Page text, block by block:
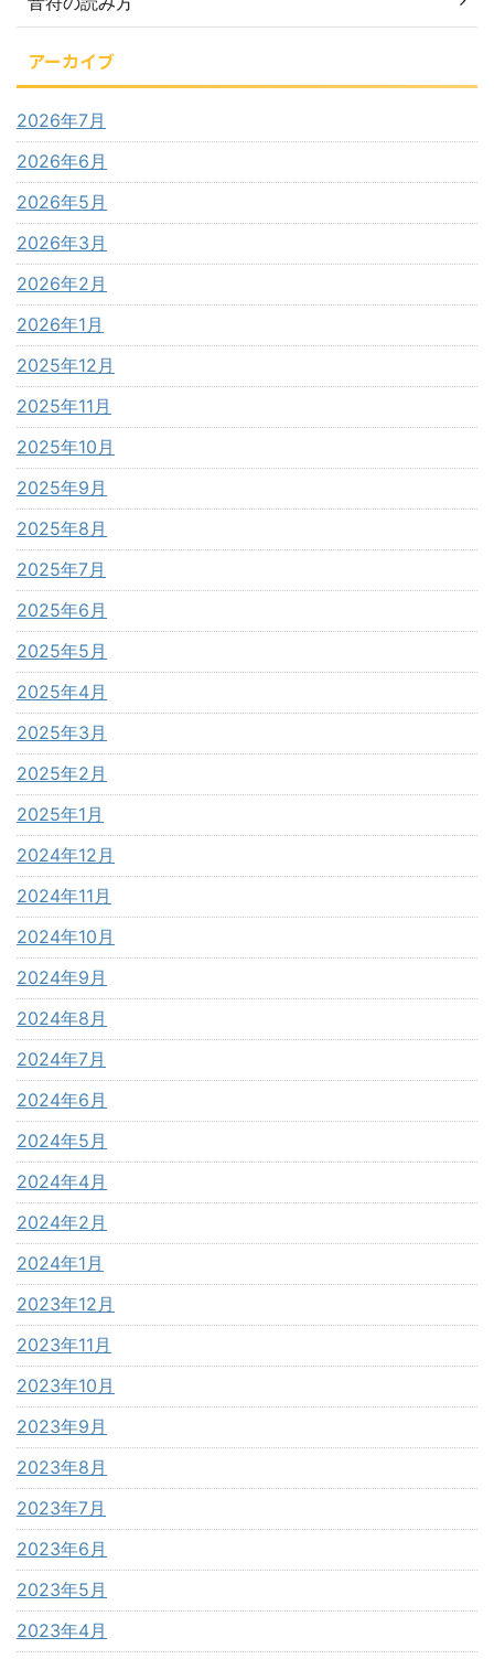
アーカイブ
2026年7月
2026年6月
2026年5月
2026年3月
2026年2月
2026年1月
2025年12月
2025年11月
2025年10月
2025年9月
2025年8月
2025年7月
2025年6月
2025年5月
2025年4月
2025年3月
2025年2月
2025年1月
2024年12月
2024年11月
2024年10月
2024年9月
2024年8月
2024年7月
2024年6月
2024年5月
2024年4月
2024年2月
2024年1月
2023年12月
2023年11月
2023年10月
2023年9月
2023年8月
2023年7月
2023年6月
2023年5月
2023年4月